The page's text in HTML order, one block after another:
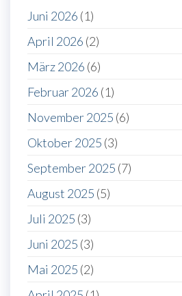
Juni 2026 (1)
April 2026 (2)
März 2026 (6)
Februar 2026 (1)
November 2025 (6)
Oktober 2025 (3)
September 2025 (7)
August 2025 (5)
Juli 2025 (3)
Juni 2025 (3)
Mai 2025 (2)